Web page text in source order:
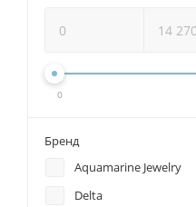
0
Бренд
Aquamarine Jewelry
Delta